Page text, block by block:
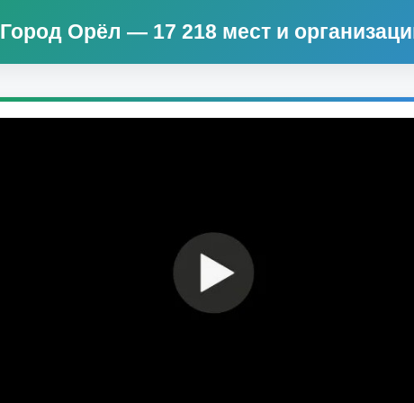
Город Орёл ― 17 218 мест и